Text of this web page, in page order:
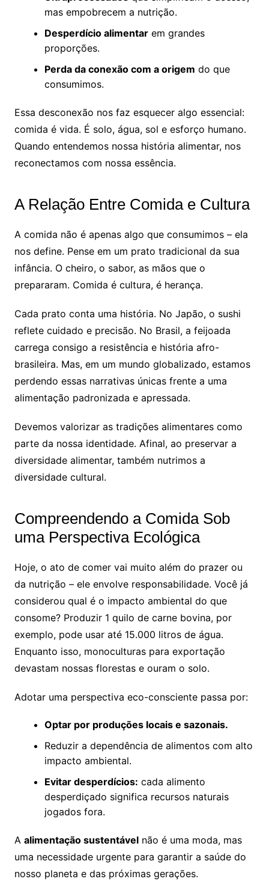
mas empobrecem a nutrição.
Desperdício alimentarem grandes
proporções.
Perda da conexão com a origem do que
consumimos.
Essa desconexão nos faz esquecer algo essencial:
comida é vida. É solo, água, sol e esforço humano.
Quando entendemos nossa história alimentar, nos
reconectamos com nossa essência.
A Relação Entre Comida e Cultura
A comida não é apenas algo que consumimos – ela
nos define. Pense em um prato tradicional da sua
infância. O cheiro, o sabor, as mãos que o
prepararam. Comida é cultura, é herança.
Cada prato conta uma história. No Japão, o sushi
reflete cuidado e precisão. No Brasil, a feijoada
carrega consigo a resistência e história afro-
brasileira. Mas, em um mundo globalizado, estamos
perdendo essas narrativas únicas frente a uma
alimentação padronizada e apressada.
Devemos valorizar as tradições alimentares como
parte da nossa identidade. Afinal, ao preservar a
diversidade alimentar, também nutrimos a
diversidade cultural.
Compreendendo a Comida Sob
uma Perspectiva Ecológica
Hoje, o ato de comer vai muito além do prazer ou
da nutrição – ele envolve responsabilidade. Você já
considerou qual é o impacto ambiental do que
consome? Produzir 1 quilo de carne bovina, por
exemplo, pode usar até 15.000 litros de água.
Enquanto isso, monoculturas para exportação
devastam nossas florestas e ouram o solo.
Adotar uma perspectiva eco-consciente passa por:
Optar por produções locais e sazonais.
Reduzir a dependência de alimentos com alto
impacto ambiental.
Evitar desperdícios: cada alimento
desperdiçado significa recursos naturais
jogados fora.
A alimentação sustentávelnão é uma moda, mas
uma necessidade urgente para garantir a saúde do
nosso planeta e das próximas gerações.